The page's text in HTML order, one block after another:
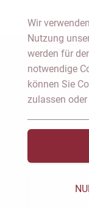
Wir
Nutzung
werden für
notwendige
können Sie
zulassen